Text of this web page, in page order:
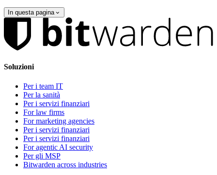
In questa pagina
Soluzioni
Per i team IT
Per la sanità
Per i servizi finanziari
For law firms
For marketing agencies
Per i servizi finanziari
Per i servizi finanziari
For agentic AI security
Per gli MSP
Bitwarden across industries